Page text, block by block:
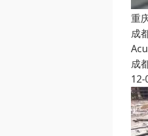
重
成
成
12-